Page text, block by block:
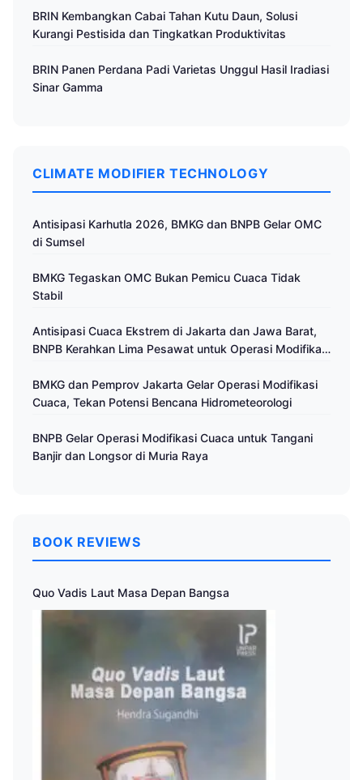
BRIN Kembangkan Cabai Tahan Kutu Daun, Solusi
Kurangi Pestisida dan Tingkatkan Produktivitas
BRIN Panen Perdana Padi Varietas Unggul Hasil Iradiasi
Sinar Gamma
CLIMATE MODIFIER TECHNOLOGY
Antisipasi Karhutla 2026, BMKG dan BNPB Gelar OMC
di Sumsel
BMKG Tegaskan OMC Bukan Pemicu Cuaca Tidak
Stabil
Antisipasi Cuaca Ekstrem di Jakarta dan Jawa Barat,
BNPB Kerahkan Lima Pesawat untuk Operasi Modifikasi
BMKG dan Pemprov Jakarta Gelar Operasi Modifikasi
Cuaca, Tekan Potensi Bencana Hidrometeorologi
BNPB Gelar Operasi Modifikasi Cuaca untuk Tangani
Banjir dan Longsor di Muria Raya
BOOK REVIEWS
Quo Vadis Laut Masa Depan Bangsa